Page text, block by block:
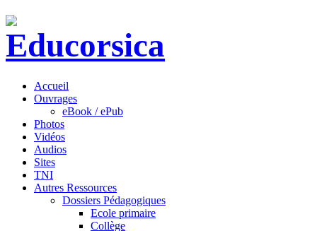
Accueil
Ouvrages
eBook / ePub
Photos
Vidéos
Audios
Sites
TNI
Autres Ressources
Dossiers Pédagogiques
Ecole primaire
Collège